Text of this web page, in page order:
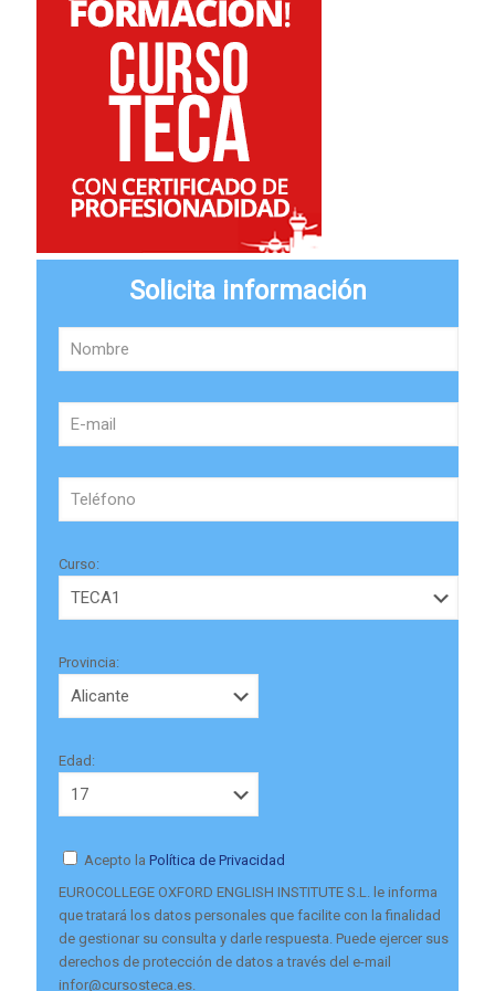
Solicita información
Curso:
Provincia:
Edad:
Acepto la Política de Privacidad
EUROCOLLEGE OXFORD ENGLISH INSTITUTE S.L. le informa
que tratará los datos personales que facilite con la finalidad
de gestionar su consulta y darle respuesta. Puede ejercer sus
derechos de protección de datos a través del e-mail
infor@cursosteca.es.